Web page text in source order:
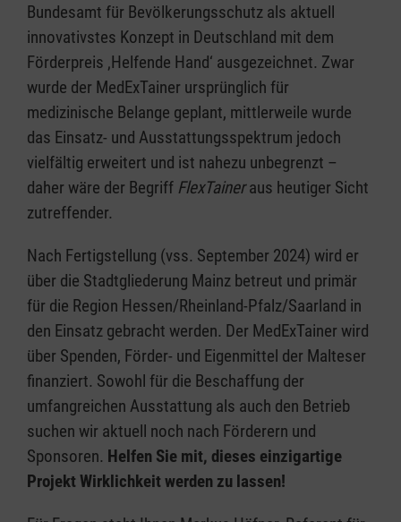
Bundesamt für Bevölkerungsschutz als aktuell
innovativstes Konzept in Deutschland mit dem
Förderpreis ‚Helfende Hand‘ ausgezeichnet. Zwar
wurde der MedExTainer ursprünglich für
medizinische Belange geplant, mittlerweile wurde
das Einsatz- und Ausstattungsspektrum jedoch
vielfältig erweitert und ist nahezu unbegrenzt –
daher wäre der Begriff FlexTaineraus heutiger Sicht
zutreffender.
Nach Fertigstellung (vss. September 2024) wird er
über die Stadtgliederung Mainz betreut und primär
für die Region Hessen/Rheinland-Pfalz/Saarland in
den Einsatz gebracht werden. Der MedExTainer wird
über Spenden, Förder- und Eigenmittel der Malteser
finanziert. Sowohl für die Beschaffung der
umfangreichen Ausstattung als auch den Betrieb
suchen wir aktuell noch nach Förderern und
Sponsoren. Helfen Sie mit, dieses einzigartige
Projekt Wirklichkeit werden zu lassen!